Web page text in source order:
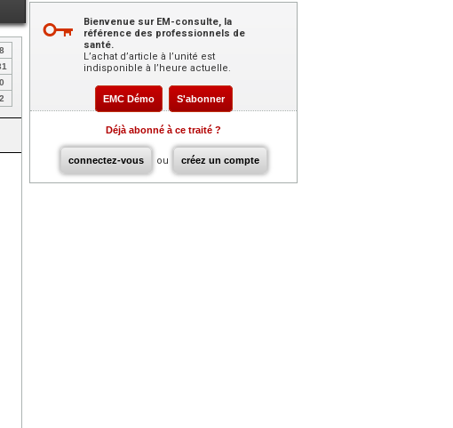
8
0
2
Bienvenue sur EM-consulte, la
référence des professionnels de
santé.
L’achat d’article à l’unité est
indisponible à l’heure actuelle.
EMC Démo S'abonner
Déjà abonné à ce traité ?
connectez-vous ou créez un compte